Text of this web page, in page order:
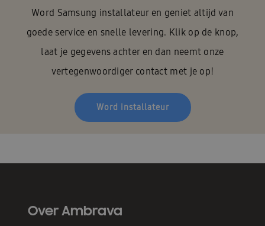
Word Samsung installateur en geniet altijd van
goede service en snelle levering. Klik op de knop,
laat je gegevens achter en dan neemt onze
vertegenwoordiger contact met je op!
Word installateur
Over Ambrava